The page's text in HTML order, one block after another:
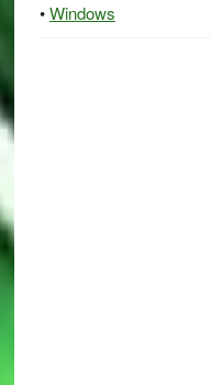
Windows